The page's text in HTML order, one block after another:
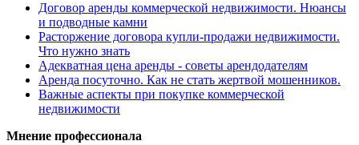
Договор аренды коммерческой недвижимости. Нюансы
и подводные камни
Расторжение договора купли-продажи недвижимости.
Что нужно знать
Адекватная цена аренды - советы арендодателям
Аренда посуточно. Как не стать жертвой мошенников.
Важные аспекты при покупке коммерческой
недвижимости
Мнение профессионала